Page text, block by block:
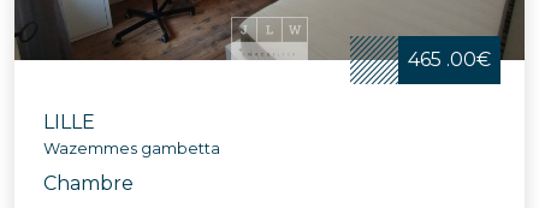
465 .00€
LILLE
Wazemmes gambetta
Chambre